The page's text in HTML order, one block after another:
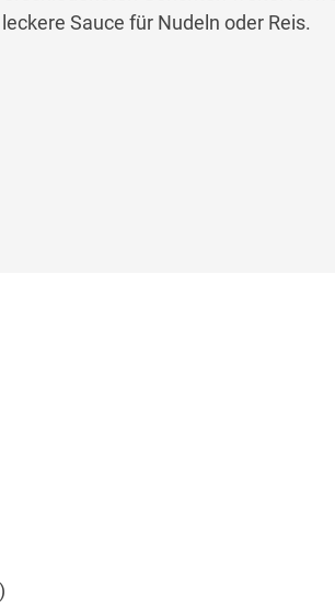
Sauce für Nudeln oder Reis.